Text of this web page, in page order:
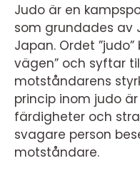
Judo är en
som grundades av
Japan. Ordet
vägen” och syftar
motståndarens
princip inom judo
färdigheter och
svagare person
motståndare.